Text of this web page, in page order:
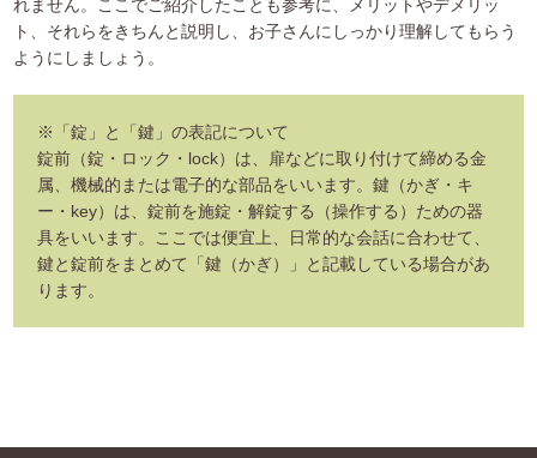
れません。ここでご紹介したことも参考に、メリットやデメリッ
ト、それらをきちんと説明し、お子さんにしっかり理解してもらう
ようにしましょう。
※「錠」と「鍵」の表記について
錠前（錠・ロック・lock）は、扉などに取り付けて締める金
属、機械的または電子的な部品をいいます。鍵（かぎ・キ
ー・key）は、錠前を施錠・解錠する（操作する）ための器
具をいいます。ここでは便宜上、日常的な会話に合わせて、
鍵と錠前をまとめて「鍵（かぎ）」と記載している場合があ
ります。